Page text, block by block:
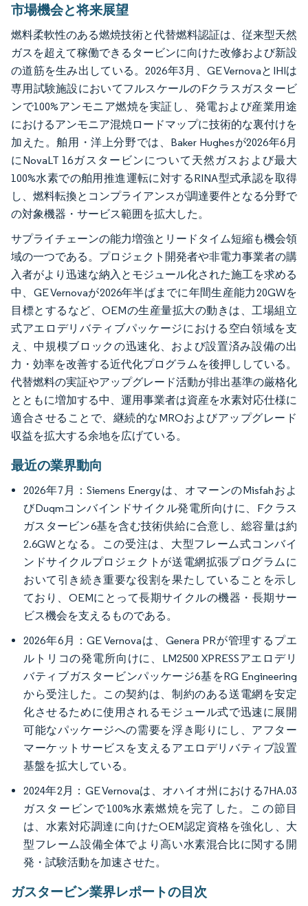
市場機会と将来展望
燃料柔軟性のある燃焼技術と代替燃料認証は、従来型天然
ガスを超えて稼働できるタービンに向けた改修および新設
の道筋を生み出している。2026年3月、GE VernovaとIHIは
専用試験施設においてフルスケールのFクラスガスタービ
ンで100%アンモニア燃焼を実証し、発電および産業用途
におけるアンモニア混焼ロードマップに技術的な裏付けを
加えた。舶用・洋上分野では、Baker Hughesが2026年6月
にNovaLT 16ガスタービンについて天然ガスおよび最大
100%水素での舶用推進運転に対するRINA型式承認を取得
し、燃料転換とコンプライアンスが調達要件となる分野で
の対象機器・サービス範囲を拡大した。
サプライチェーンの能力増強とリードタイム短縮も機会領
域の一つである。プロジェクト開発者や非電力事業者の購
入者がより迅速な納入とモジュール化された施工を求める
中、GE Vernovaが2026年半ばまでに年間生産能力20GWを
目標とするなど、OEMの生産量拡大の動きは、工場組立
式アエロデリバティブパッケージにおける空白領域を支
え、中規模ブロックの迅速化、および設置済み設備の出
力・効率を改善する近代化プログラムを後押ししている。
代替燃料の実証やアップグレード活動が排出基準の厳格化
とともに増加する中、運用事業者は資産を水素対応仕様に
適合させることで、継続的なMROおよびアップグレード
収益を拡大する余地を広げている。
最近の業界動向
2026年7月：Siemens Energyは、オマーンのMisfahおよ
びDuqmコンバインドサイクル発電所向けに、Fクラス
ガスタービン6基を含む技術供給に合意し、総容量は約
2.6GWとなる。この受注は、大型フレーム式コンバイ
ンドサイクルプロジェクトが送電網拡張プログラムに
おいて引き続き重要な役割を果たしていることを示し
ており、OEMにとって長期サイクルの機器・長期サー
ビス機会を支えるものである。
2026年6月：GE Vernovaは、Genera PRが管理するプエ
ルトリコの発電所向けに、LM2500 XPRESSアエロデリ
バティブガスタービンパッケージ6基をRG Engineering
から受注した。この契約は、制約のある送電網を安定
化させるために使用されるモジュール式で迅速に展開
可能なパッケージへの需要を浮き彫りにし、アフター
マーケットサービスを支えるアエロデリバティブ設置
基盤を拡大している。
2024年2月：GE Vernovaは、オハイオ州における7HA.03
ガスタービンで100%水素燃焼を完了した。この節目
は、水素対応調達に向けたOEM認定資格を強化し、大
型フレーム設備全体でより高い水素混合比に関する開
発・試験活動を加速させた。
ガスタービン業界レポートの目次